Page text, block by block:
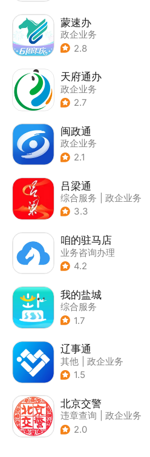
蒙速办
政企业务
2.8
天府通办
政企业务
2.7
闽政通
政企业务
2.1
吕梁通
综合服务
政企业务
3.3
咱的驻马店
业务咨询办理
| 综合服务
4.2
我的盐城
综合服务
| 业务咨询办理
1.7
辽事通
其他
政企业务
1.5
北京交警
违章查询
政企业务
2.0